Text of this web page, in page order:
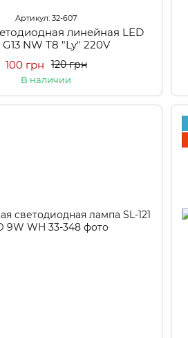
Артикул: 32-607
линейная LED
NW Т8 "Ly" 220V
120 грн
100 грн
В наличии